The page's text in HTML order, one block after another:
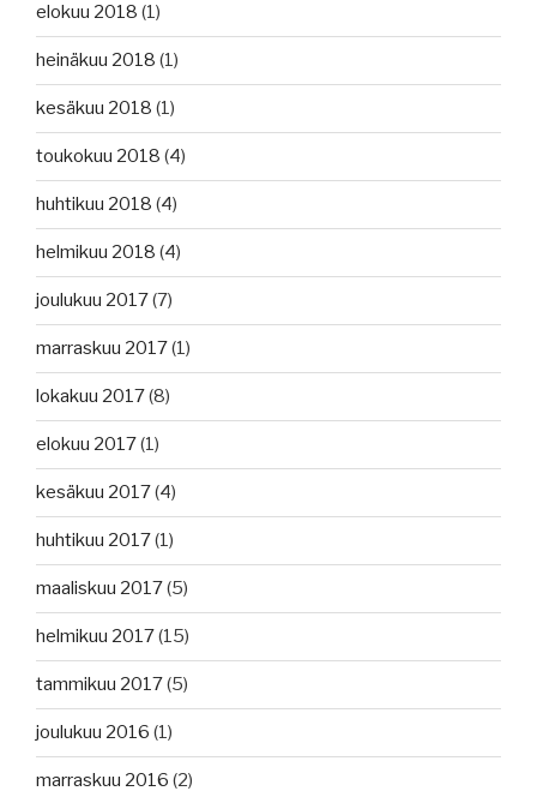
elokuu 2018 (1)
heinäkuu 2018 (1)
kesäkuu 2018 (1)
toukokuu 2018 (4)
huhtikuu 2018 (4)
helmikuu 2018 (4)
joulukuu 2017(7)
marraskuu 2017(1)
lokakuu 2017(8)
elokuu 2017(1)
kesäkuu 2017(4)
huhtikuu 2017(1)
maaliskuu 2017(5)
helmikuu 2017(15)
tammikuu 2017(5)
joulukuu 2016 (1)
marraskuu 2016 (2)